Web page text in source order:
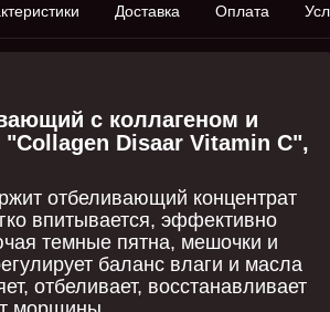
Доставка Оплата
с коллагеном и
Disaar Vitamin C",
отбеливающий концентрат
впитывается, эффективно
темные пятна, мешочки и
баланс влаги и масла
отбеливает, восстанавливает